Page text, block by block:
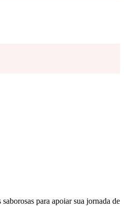
para apoiar sua jornada de